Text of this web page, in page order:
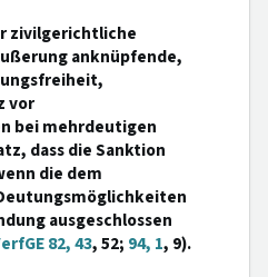
zivilgerichtliche
anknüpfende,
vor
bei mehrdeutigen
dass die Sanktion
die dem
ausgeschlossen
82, 43, 52; 94, 1, 9).